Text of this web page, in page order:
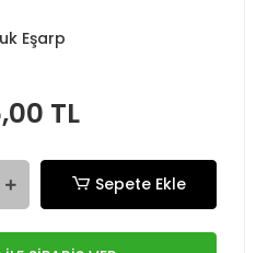
Eşarp
TL
Sepete Ekle